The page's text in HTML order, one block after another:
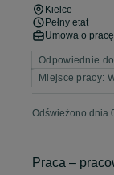
Kielce
Pełny etat
Umowa o pracę
Odpowiednie
Miejsce pracy:
Odświeżono dnia
Praca –